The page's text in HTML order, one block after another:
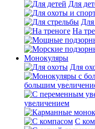
Для
Для
На
Монокуляры
Для
большим
увеличением
С